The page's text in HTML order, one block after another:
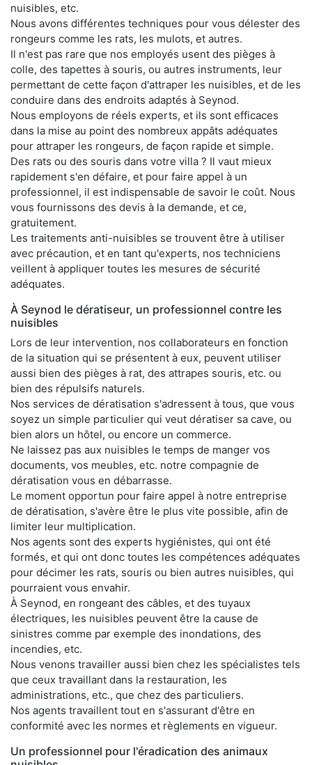
nuisibles, etc.
Nous avons différentes techniques pour vous délester des
rongeurs comme les rats, les mulots, et autres.
Il n'est pas rare que nos employés usent des pièges à
colle, des tapettes à souris, ou autres instruments, leur
permettant de cette façon d'attraper les nuisibles, et de les
conduire dans des endroits adaptés à Seynod.
Nous employons de réels experts, et ils sont efficaces
dans la mise au point des nombreux appâts adéquates
pour attraper les rongeurs, de façon rapide et simple.
Des rats ou des souris dans votre villa ? Il vaut mieux
rapidement s'en défaire, et pour faire appel à un
professionnel, il est indispensable de savoir le coût. Nous
vous fournissons des devis à la demande, et ce,
gratuitement.
Les traitements anti-nuisibles se trouvent être à utiliser
avec précaution, et en tant qu'experts, nos techniciens
veillent à appliquer toutes les mesures de sécurité
adéquates.
À Seynod le dératiseur, un professionnel contre les
nuisibles
Lors de leur intervention, nos collaborateurs en fonction
de la situation qui se présentent à eux, peuvent utiliser
aussi bien des pièges à rat, des attrapes souris, etc. ou
bien des répulsifs naturels.
Nos services de dératisation s'adressent à tous, que vous
soyez un simple particulier qui veut dératiser sa cave, ou
bien alors un hôtel, ou encore un commerce.
Ne laissez pas aux nuisibles le temps de manger vos
documents, vos meubles, etc. notre compagnie de
dératisation vous en débarrasse.
Le moment opportun pour faire appel à notre entreprise
de dératisation, s'avère être le plus vite possible, afin de
limiter leur multiplication.
Nos agents sont des experts hygiénistes, qui ont été
formés, et qui ont donc toutes les compétences adéquates
pour décimer les rats, souris ou bien autres nuisibles, qui
pourraient vous envahir.
À Seynod, en rongeant des câbles, et des tuyaux
électriques, les nuisibles peuvent être la cause de
sinistres comme par exemple des inondations, des
incendies, etc.
Nous venons travailler aussi bien chez les spécialistes tels
que ceux travaillant dans la restauration, les
administrations, etc., que chez des particuliers.
Nos agents travaillent tout en s'assurant d'être en
conformité avec les normes et règlements en vigueur.
Un professionnel pour l'éradication des animaux